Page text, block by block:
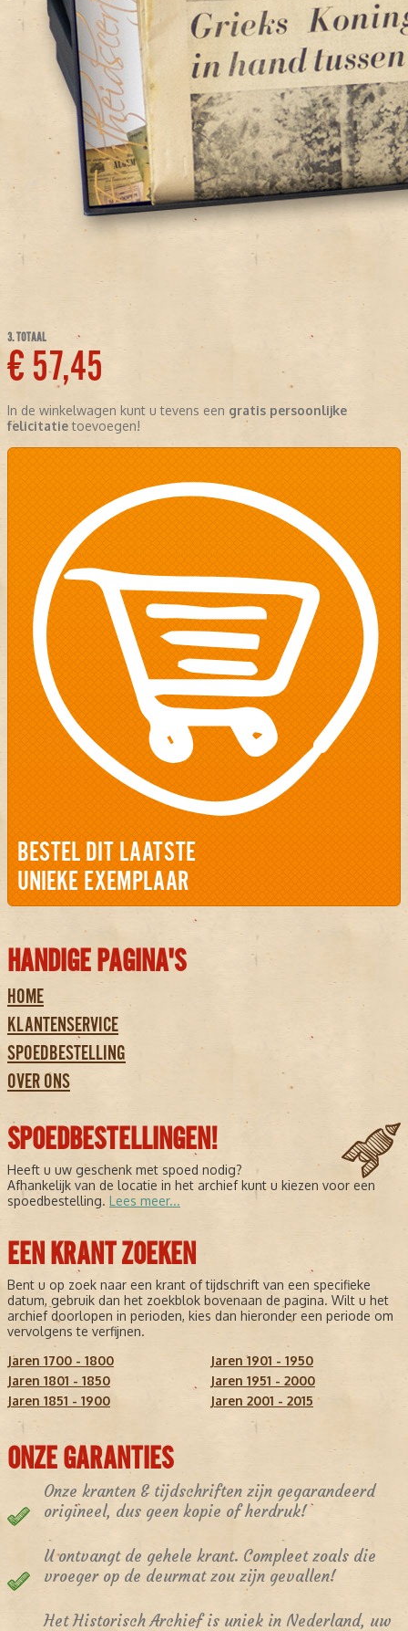
3. TOTAAL
€ 57,45
In de winkelwagen kunt u tevens een gratis persoonlijke
felicitatietoevoegen!
BESTEL DIT LAATSTE
UNIEKE EXEMPLAAR
HANDIGE PAGINA'S
HOME
KLANTENSERVICE
SPOEDBESTELLING
OVER ONS
SPOEDBESTELLINGEN!
Heeft u uw geschenk met spoed nodig?
Afhankelijk van de locatie in het archief kunt u kiezen voor een
spoedbestelling. Lees meer...
EEN KRANT ZOEKEN
Bent u op zoek naar een krant of tijdschrift van een specifieke
datum, gebruik dan het zoekblok bovenaan de pagina. Wilt u het
archief doorlopen in perioden, kies dan hieronder een periode om
vervolgens te verfijnen.
Jaren 1700 - 1800
Jaren 1801 - 1850
Jaren 1851 - 1900
Jaren 1901 - 1950
Jaren 1951 - 2000
Jaren 2001 - 2015
ONZE GARANTIES
Onze kranten & tijdschriften zijn gegarandeerd
origineel, dus geen kopie of herdruk!
U ontvangt de gehele krant. Compleet zoals die
vroeger op de deurmat zou zijn gevallen!
Het Historisch Archief is uniek in Nederland, uw